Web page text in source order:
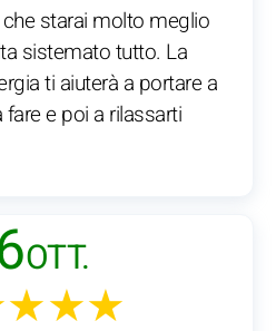
starai molto meglio
sistemato tutto. La
ti aiuterà a portare a
e poi a rilassarti
OTT.